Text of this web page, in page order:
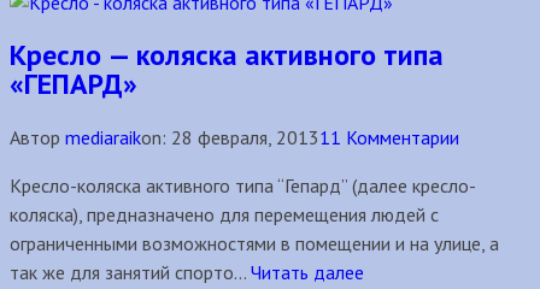
Кресло — коляска активного типа
«ГЕПАРД»
Автор mediaraikon: 28 февраля, 201311 Комментарии
Кресло-коляска активного типа “Гепард” (далее кресло-
коляска), предназначено для перемещения людей с
ограниченными возможностями в помещении и на улице, а
так же для занятий спорто... Читать далее